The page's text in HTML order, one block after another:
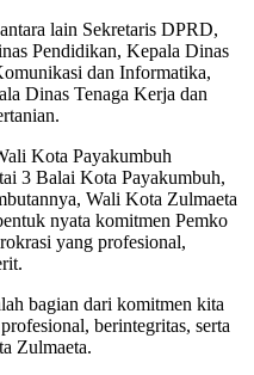
lain Sekretaris DPRD,
Pendidikan, Kepala Dinas
dan Informatika,
Dinas Tenaga Kerja dan
Kota Payakumbuh
3 Balai Kota Payakumbuh,
Wali Kota Zulmaeta
nyata komitmen Pemko
yang profesional,
bagian dari komitmen kita
berintegritas, serta
Zulmaeta.